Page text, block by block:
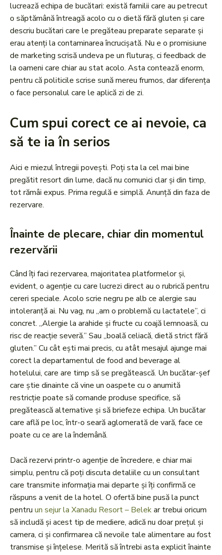
lucrează echipa de bucătari: există familii care au petrecut
o săptămână întreagă acolo cu o dietă fără gluten și care
descriu bucătari care le pregăteau preparate separate și
erau atenți la contaminarea încrucișată. Nu e o promisiune
de marketing scrisă undeva pe un fluturaș, ci feedback de
la oameni care chiar au stat acolo. Asta contează enorm,
pentru că politicile scrise sună mereu frumos, dar diferența
o face personalul care le aplică zi de zi.
Cum spui corect ce ai nevoie, ca
să te ia în serios
Aici e miezul întregii povești. Poți sta la cel mai bine
pregătit resort din lume, dacă nu comunici clar și din timp,
tot rămâi expus. Prima regulă e simplă. Anunță din faza de
rezervare.
Înainte de plecare, chiar din momentul
rezervării
Când îți faci rezervarea, majoritatea platformelor și,
evident, o agenție cu care lucrezi direct au o rubrică pentru
cereri speciale. Acolo scrie negru pe alb ce alergie sau
intoleranță ai. Nu vag, nu „am o problemă cu lactatele”, ci
concret. „Alergie la arahide și fructe cu coajă lemnoasă, cu
risc de reacție severă.” Sau „boală celiacă, dietă strict fără
gluten.” Cu cât ești mai precis, cu atât mesajul ajunge mai
corect la departamentul de food and beverage al
hotelului, care are timp să se pregătească. Un bucătar-șef
care știe dinainte că vine un oaspete cu o anumită
restricție poate să comande produse specifice, să
pregătească alternative și să briefeze echipa. Un bucătar
care află pe loc, într-o seară aglomerată de vară, face ce
poate cu ce are la îndemână.
Dacă rezervi printr-o agenție de încredere, e chiar mai
simplu, pentru că poți discuta detaliile cu un consultant
care transmite informația mai departe și îți confirmă ce
răspuns a venit de la hotel. O ofertă bine pusă la punct
pentru un sejur la Xanadu Resort – Belekar trebui oricum
să includă și acest tip de mediere, adică nu doar prețul și
camera, ci și confirmarea că nevoile tale alimentare au fost
transmise și înțelese. Merită să întrebi asta explicit înainte